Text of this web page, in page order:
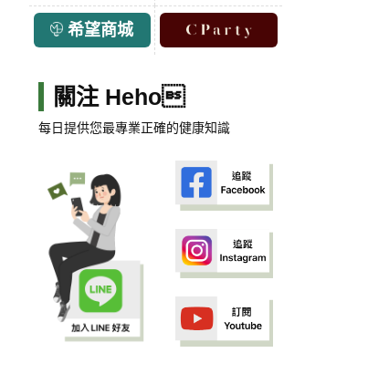
希望商城
關注 Heho
每日提供您最專業正確的健康知識